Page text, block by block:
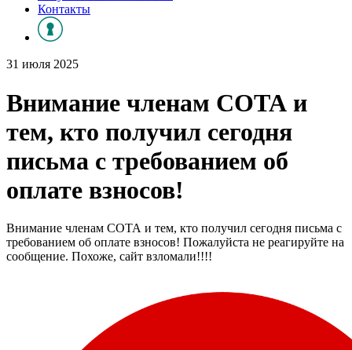
Контакты
31 июля 2025
Внимание членам СОТА и
тем, кто получил сегодня
письма с требованием об
оплате взносов!
Внимание членам СОТА и тем, кто получил сегодня письма с
требованием об оплате взносов! Пожалуйста не реагируйте на
сообщение. Похоже, сайт взломали!!!!